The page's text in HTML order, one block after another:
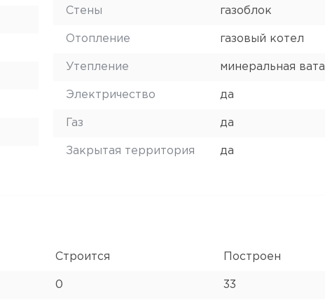
Стены газоблок
Отопление газовый котел
Утепление минеральная вата
Электричество да
Газ да
Закрытая территория да
Строится Построен
0 33